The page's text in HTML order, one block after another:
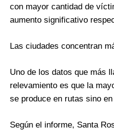
con mayor cantidad de
aumento significativo
Las ciudades concentran
Uno de los datos que más
relevamiento es que la
se produce en rutas sino
Según el informe, Santa